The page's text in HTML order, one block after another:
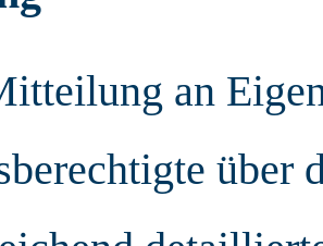
an
über